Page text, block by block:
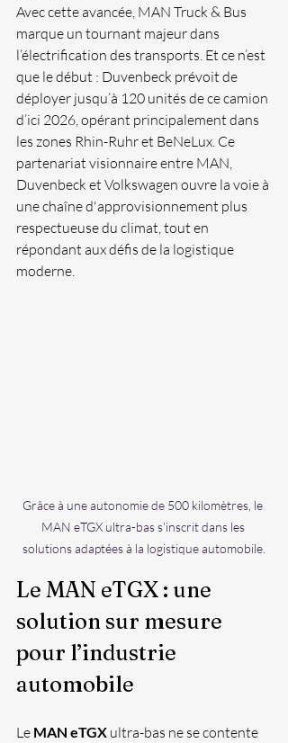
Avec cette avancée, MAN Truck & Bus
marque un tournant majeur dans
l’électrification des transports. Et ce n’est
que le début : Duvenbeck prévoit de
déployer jusqu’à 120 unités de ce camion
d’ici 2026, opérant principalement dans
les zones Rhin-Ruhr et BeNeLux. Ce
partenariat visionnaire entre MAN,
Duvenbeck et Volkswagen ouvre la voie à
une chaîne d'approvisionnement plus
respectueuse du climat, tout en
répondant aux défis de la logistique
moderne.
Grâce à une autonomie de 500 kilomètres, le
MAN eTGX ultra-bas s’inscrit dans les
solutions adaptées à la logistique automobile.
Le MAN eTGX : une
solution sur mesure
pour l’industrie
automobile
Le MAN eTGX ultra-bas ne se contente